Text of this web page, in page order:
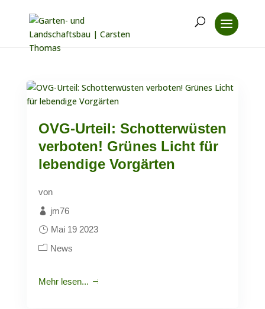
OVG-Urteil: Schotterwüsten
verboten! Grünes Licht für
lebendige Vorgärten
von
jm76
Mai 19 2023
News
Mehr lesen...